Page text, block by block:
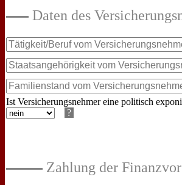
Ist Versicherungsnehmer eine politisch
?